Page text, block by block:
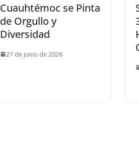
Cuauhtémoc se Pinta
de Orgullo y
Diversidad
27 de junio de 2026